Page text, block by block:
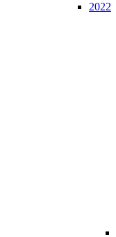
2022